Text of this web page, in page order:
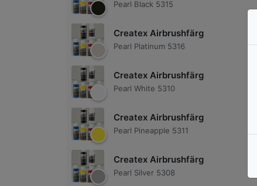
Pearl Black 5315
Createx Airbrushfärg
Pearl Platinum 5316
Createx Airbrushfärg
Pearl White 5310
Createx Airbrushfärg
Pearl Pineapple 5311
Createx Airbrushfärg
Pearl Silver 5308